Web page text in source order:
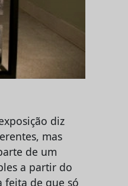
diz
mas
de um
a partir do
feita de que só